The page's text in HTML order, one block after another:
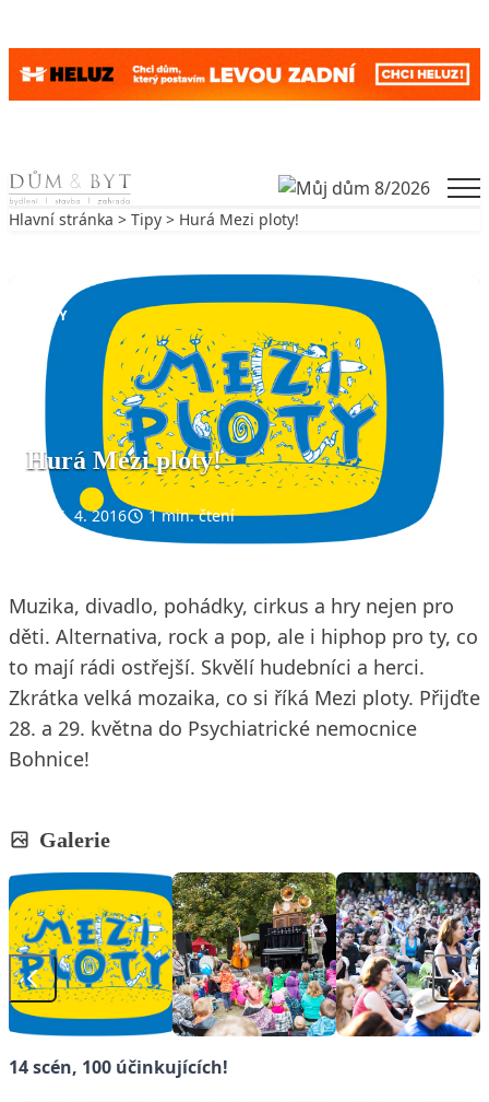
Skip to content
Hlavní stránka > Tipy > Hurá Mezi ploty!
TIPY
Hurá Mezi ploty!
25. 4. 2016 1 min. čtení
Muzika, divadlo, pohádky, cirkus a hry nejen pro
děti. Alternativa, rock a pop, ale i hiphop pro ty, co
to mají rádi ostřejší. Skvělí hudebníci a herci.
Zkrátka velká mozaika, co si říká Mezi ploty. Přijďte
28. a 29. května do Psychiatrické nemocnice
Bohnice!
Galerie
14 scén, 100 účinkujících!